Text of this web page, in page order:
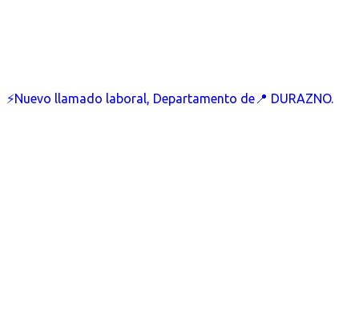
⚡Nuevo llamado laboral, Departamento de📍 DURAZNO.